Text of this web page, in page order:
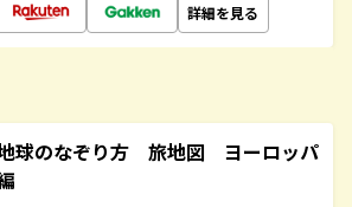
詳細を見る
球のなぞり方 旅地図 ヨーロッパ